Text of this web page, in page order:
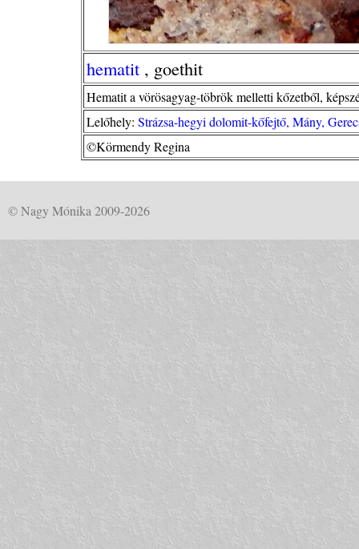
hematit , goethit
Hematit a vörösagyag-töbrök melletti kőzetből,
Lelőhely: Strázsa-hegyi dolomit-kőfejtő, Mány,
©Körmendy Regina
© Nagy Mónika 2009-2026